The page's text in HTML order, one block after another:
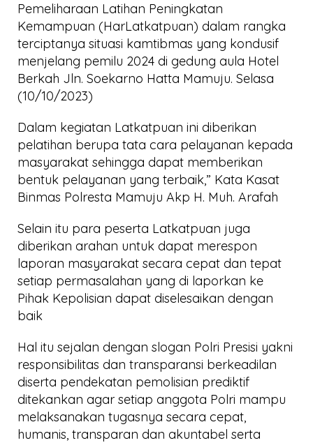
Pemeliharaan Latihan Peningkatan
Kemampuan (HarLatkatpuan) dalam rangka
terciptanya situasi kamtibmas yang kondusif
menjelang pemilu 2024 di gedung aula Hotel
Berkah Jln. Soekarno Hatta Mamuju. Selasa
(10/10/2023)
Dalam kegiatan Latkatpuan ini diberikan
pelatihan berupa tata cara pelayanan kepada
masyarakat sehingga dapat memberikan
bentuk pelayanan yang terbaik,” Kata Kasat
Binmas Polresta Mamuju Akp H. Muh. Arafah
Selain itu para peserta Latkatpuan juga
diberikan arahan untuk dapat merespon
laporan masyarakat secara cepat dan tepat
setiap permasalahan yang di laporkan ke
Pihak Kepolisian dapat diselesaikan dengan
baik
Hal itu sejalan dengan slogan Polri Presisi yakni
responsibilitas dan transparansi berkeadilan
diserta pendekatan pemolisian prediktif
ditekankan agar setiap anggota Polri mampu
melaksanakan tugasnya secara cepat,
humanis, transparan dan akuntabel serta